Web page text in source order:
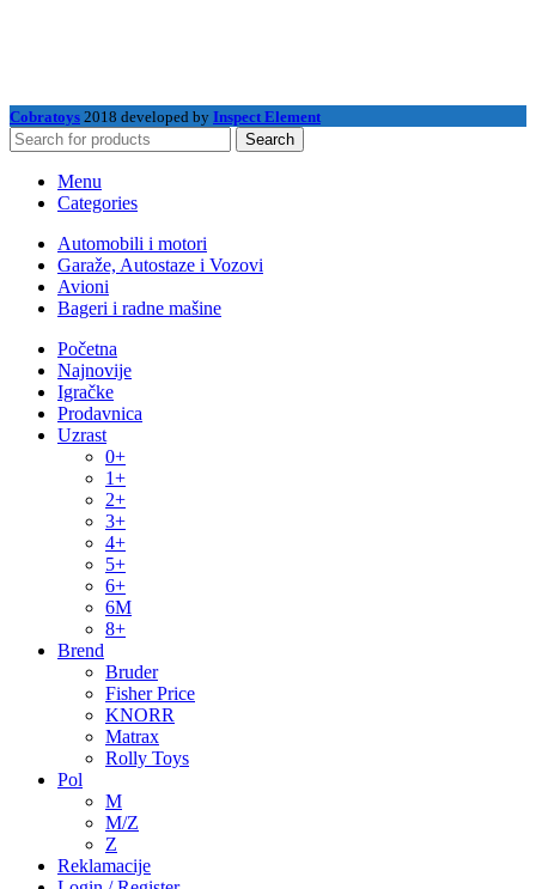
Cobratoys 2018 developed by Inspect Element
Search
Menu
Categories
Automobili i motori
Garaže, Autostaze i Vozovi
Avioni
Bageri i radne mašine
Početna
Najnovije
Igračke
Prodavnica
Uzrast
0+
1+
2+
3+
4+
5+
6+
6M
8+
Brend
Bruder
Fisher Price
KNORR
Matrax
Rolly Toys
Pol
M
M/Z
Z
Reklamacije